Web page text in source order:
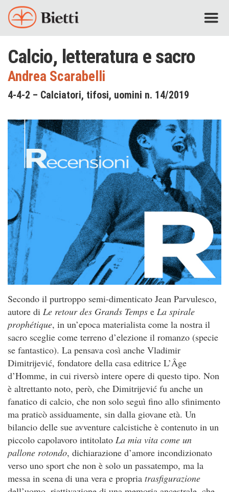
Calcio, letteratura e sacro
Andrea Scarabelli
4-4-2 – Calciatori, tifosi, uomini n. 14/2019
Secondo il purtroppo semi-dimenticato Jean Parvulesco,
autore di Le retour des Grands Temps e La spirale
prophétique, in un’epoca materialista come la nostra il
sacro sceglie come terreno d’elezione il romanzo (specie
se fantastico). La pensava così anche Vladimir
Dimitrijević, fondatore della casa editrice L’Âge
d’Homme, in cui riversò intere opere di questo tipo. Non
è altrettanto noto, però, che Dimitrijević fu anche un
fanatico di calcio, che non solo seguì fino allo sfinimento
ma praticò assiduamente, sin dalla giovane età. Un
bilancio delle sue avventure calcistiche è contenuto in un
piccolo capolavoro intitolato La mia vita come un
pallone rotondo, dichiarazione d’amore incondizionato
verso uno sport che non è solo un passatempo, ma la
messa in scena di una vera e propria trasfigurazione